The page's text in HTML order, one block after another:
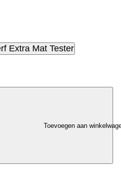
Extra Mat Tester
Toevoegen aan